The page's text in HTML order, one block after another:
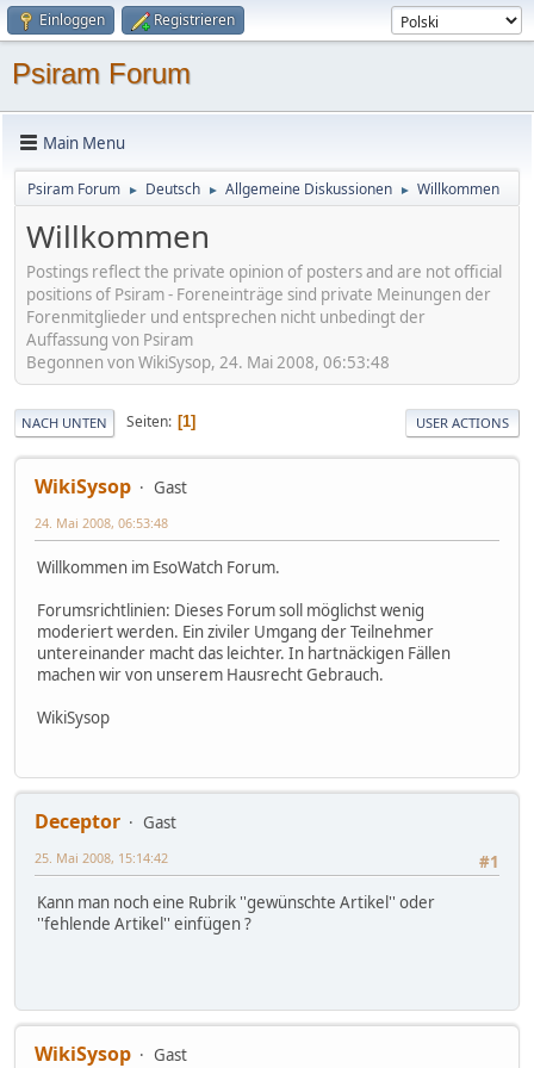
Einloggen Registrieren
Psiram Forum
Main Menu
Psiram Forum ► Deutsch ► Allgemeine Diskussionen ► Willkommen
Willkommen
Postings reflect the private opinion of posters and are not official
positions of Psiram - Foreneinträge sind private Meinungen der
Forenmitglieder und entsprechen nicht unbedingt der
Auffassung von Psiram
Begonnen von WikiSysop, 24. Mai 2008, 06:53:48
NACH UNTEN Seiten 1 USER ACTIONS
WikiSysop Gast
24. Mai 2008, 06:53:48
Willkommen im EsoWatch Forum.
Forumsrichtlinien: Dieses Forum soll möglichst wenig
moderiert werden. Ein ziviler Umgang der Teilnehmer
untereinander macht das leichter. In hartnäckigen Fällen
machen wir von unserem Hausrecht Gebrauch.
WikiSysop
Deceptor
Gast
#1
25. Mai 2008, 15:14:42
Kann man noch eine Rubrik ''gewünschte Artikel'' oder
''fehlende Artikel'' einfügen ?
WikiSysop Gast